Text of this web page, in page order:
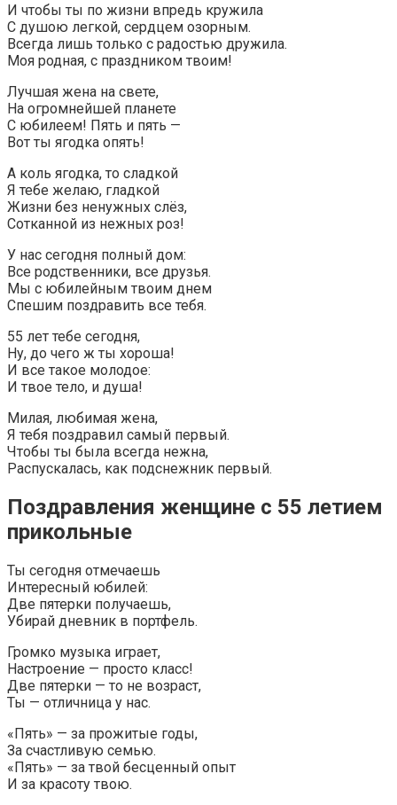
И чтобы ты по жизни впредь кружила
С душою легкой, сердцем озорным.
Всегда лишь только с радостью дружила.
Моя родная, с праздником твоим!
Лучшая жена на свете,
На огромнейшей планете
С юбилеем! Пять и пять —
Вот ты ягодка опять!
А коль ягодка, то сладкой
Я тебе желаю, гладкой
Жизни без ненужных слёз,
Сотканной из нежных роз!
У нас сегодня полный дом:
Все родственники, все друзья.
Мы с юбилейным твоим днем
Спешим поздравить все тебя.
55 лет тебе сегодня,
Ну, до чего ж ты хороша!
И все такое молодое:
И твое тело, и душа!
Милая, любимая жена,
Я тебя поздравил самый первый.
Чтобы ты была всегда нежна,
Распускалась, как подснежник первый.
Поздравления женщине с 55 летием
прикольные
Ты сегодня отмечаешь
Интересный юбилей:
Две пятерки получаешь,
Убирай дневник в портфель.
Громко музыка играет,
Настроение — просто класс!
Две пятерки — то не возраст,
Ты — отличница у нас.
«Пять» — за прожитые годы,
За счастливую семью.
«Пять» — за твой бесценный опыт
И за красоту твою.